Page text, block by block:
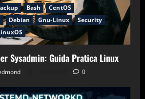
Bash
CentOS
Debian Gnu-Linux
Security
Sysadmin: Guida Pratica Linux
0